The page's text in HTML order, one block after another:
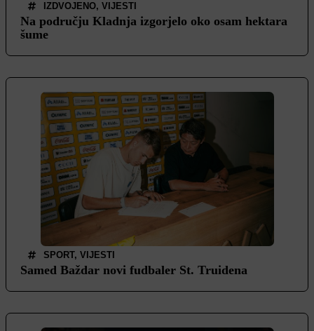
IZDVOJENO, VIJESTI
Na području Kladnja izgorjelo oko osam hektara
šume
SPORT, VIJESTI
Samed Baždar novi fudbaler St. Truidena